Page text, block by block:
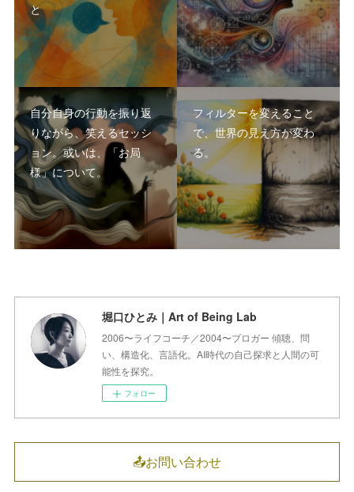
と
自分自身の行動を振り返
りながら、笑えるセッシ
ョン。或いは、「お局
様」について。
フィルターを変えること
で、世界の見え方が変わ
る。
堀口ひとみ｜Art of Being Lab
2006〜ライフコーチ／2004〜ブロガー 傾聴、問
い、構造化、言語化。AI時代の自己探求と人間の可
能性を探究。
フォロー
📤お問い合わせ